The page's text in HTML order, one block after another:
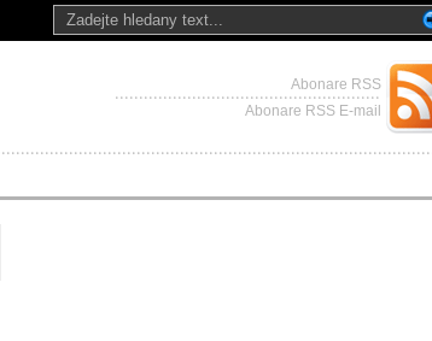
Abonare RSS
Abonare RSS E-mail